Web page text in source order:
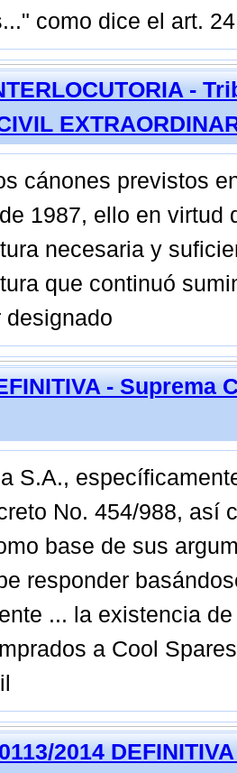
como dice el art.
-
cánones previstos
1987, ello en virtud
necesaria y
que continuó
designado
- Suprema
S.A.,
No. 454/988, así
base de sus
responder
... la existencia
a Cool
2014